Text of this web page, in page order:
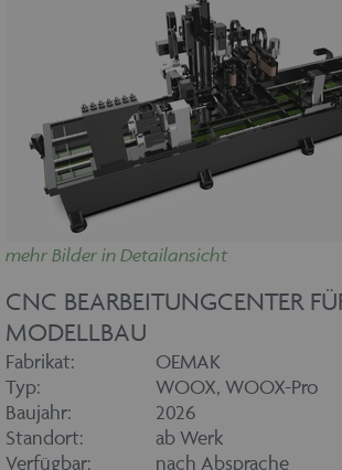
mehr Bilder in Detailansicht
CNC BEARBEITUNGCENTER
MODELLBAU
Fabrikat:
OEMAK
Typ:
WOOX, WOOX-Pro
Baujahr:
2026
Standort:
ab Werk
Verfügbar:
nach Absprache